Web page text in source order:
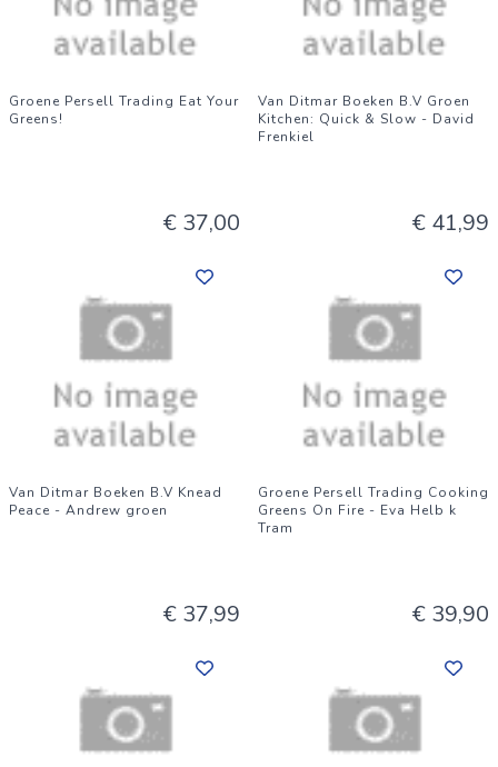
Groene Persell Trading Eat Your
Greens!
€ 37,00
Van Ditmar Boeken B.V Groen
Kitchen: Quick & Slow - David
Frenkiel
€ 41,99
Van Ditmar Boeken B.V Knead
Peace - Andrew groen
€ 37,99
Groene Persell Trading Cooking
Greens On Fire - Eva Helb k
Tram
€ 39,90